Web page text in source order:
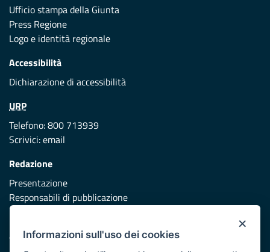
Ufficio stampa della Giunta
Press Regione
Logo e identità regionale
Accessibilità
Dichiarazione di accessibilità
URP
Telefono: 800 713939
Scrivici:email
Redazione
Presentazione
Responsabili di pubblicazione
Vai al sito di Protezione Civile Puglia
×
Informazioni sull'uso dei cookies